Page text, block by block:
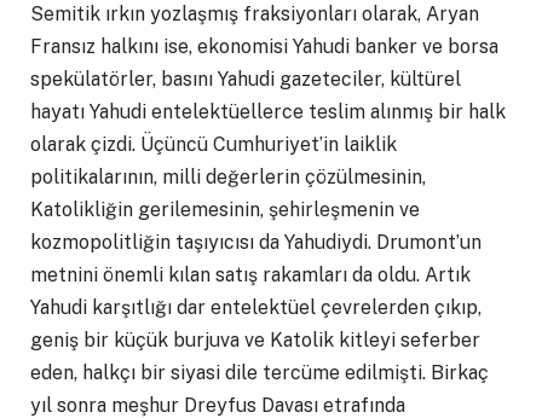
Semitik ırkın yozlaşmış fraksiyonları olarak, Aryan
Fransız halkını ise, ekonomisi Yahudi banker ve borsa
spekülatörler, basını Yahudi gazeteciler, kültürel
hayatı Yahudi entelektüellerce teslim alınmış bir halk
olarak çizdi. Üçüncü Cumhuriyet’in laiklik
politikalarının, milli değerlerin çözülmesinin,
Katolikliğin gerilemesinin, şehirleşmenin ve
kozmopolitliğin taşıyıcısı da Yahudiydi. Drumont’un
metnini önemli kılan satış rakamları da oldu. Artık
Yahudi karşıtlığı dar entelektüel çevrelerden çıkıp,
geniş bir küçük burjuva ve Katolik kitleyi seferber
eden, halkçı bir siyasi dile tercüme edilmişti. Birkaç
yıl sonra meşhur Dreyfus Davası etrafında